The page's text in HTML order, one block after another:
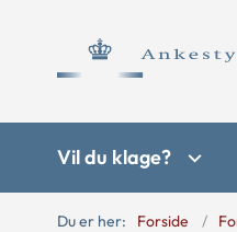
Vil du klage?
Du er her: Forside